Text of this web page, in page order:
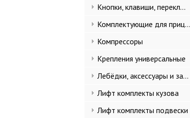
Кнопки, клавиши, переключатели
Комплектующие для прицепов
Компрессоры
Крепления универсальные
Лебёдки, аксессуары и запчасти
Лифт комплекты кузова
Лифт комплекты подвески